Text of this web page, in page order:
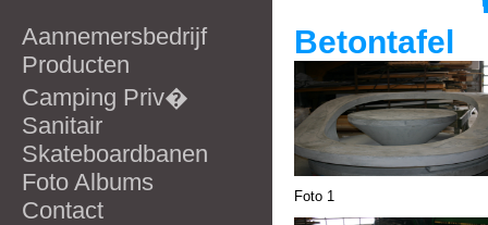
Aannemersbedrijf
Producten
Camping Priv�
Sanitair
Skateboardbanen
Foto Albums
Contact
Betontafel
Foto 1